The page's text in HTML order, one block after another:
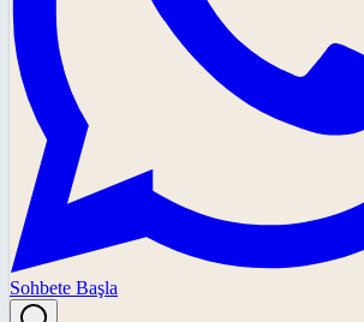
Sohbete Başla